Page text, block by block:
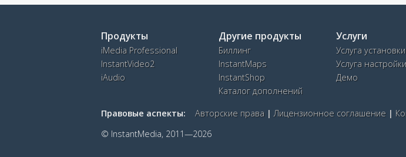
Продукты
iMedia Professional
InstantVideo2
iAudio
Другие продукты
Биллинг
InstantMaps
InstantShop
Каталог дополнений
Услуги
Услуга установки
Услуга настройки
Демо
Правовые аспекты:
Авторские права | Лицензионное соглашение |
© InstantMedia, 2011—2026